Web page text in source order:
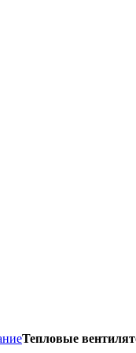
Тепловые